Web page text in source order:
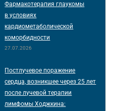
Фармакотерапия глаукомы
в условиях
кардиометаболической
коморбидности
27.07.2026
Постлучевое поражение
сердца, возникшее через 25 лет
после лучевой терапии
лимфомы Ходжкина: